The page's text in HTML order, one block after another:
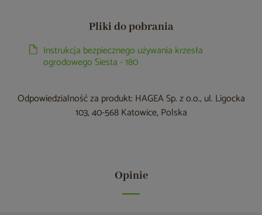
Pliki do pobrania
Instrukcja bezpiecznego używania krzesła
ogrodowego Siesta - 180
Odpowiedzialność za produkt: HAGEA Sp. z o.o., ul. Ligocka
103, 40-568 Katowice, Polska
Opinie